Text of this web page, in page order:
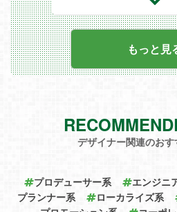
もっと見
デザイナー関連のお
プロデューサー系 エンジニ
プランナー系
ローカライズ系